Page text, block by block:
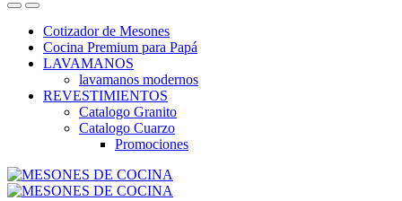
Cotizador de Mesones
Cocina Premium para Papá
LAVAMANOS
lavamanos modernos
REVESTIMIENTOS
Catalogo Granito
Catalogo Cuarzo
Promociones